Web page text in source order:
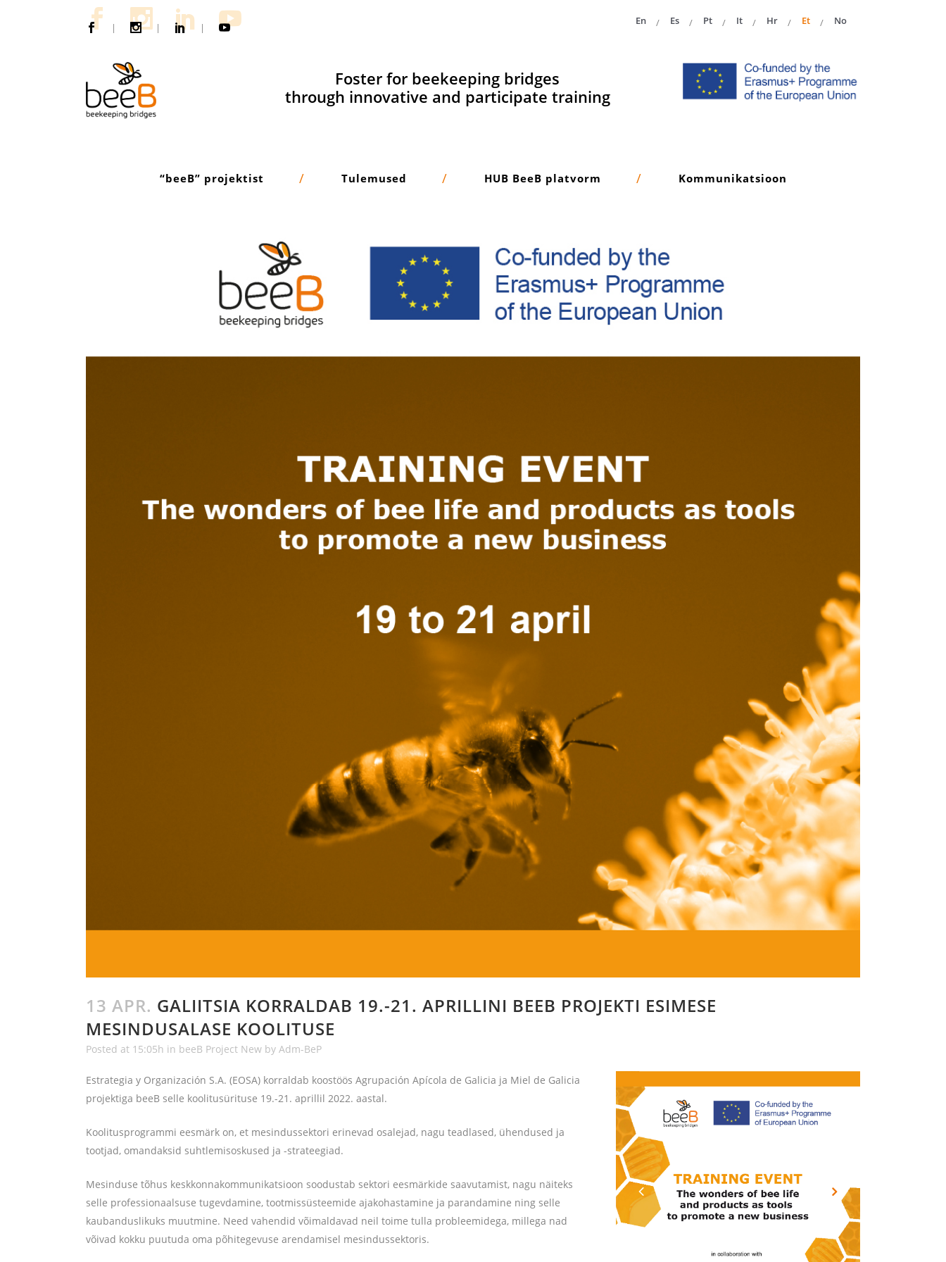
| | |
En Es Pt It Hr Et No
Foster for beekeeping bridges
through innovative and participate training
“beeB” projektist Tulemused HUB BeeB platvorm Kommunikatsioon
13 APR. GALIITSIA KORRALDAB 19.-21. APRILLINI BEEB PROJEKTI ESIMESE
MESINDUSALASE KOOLITUSE
Posted at 15:05h in beeB Project New by Adm-BeP
Estrategia y Organización S.A. (EOSA) korraldab koostöös Agrupación Apícola de Galicia ja Miel de Galicia
projektiga beeB selle koolitusürituse 19.-21. aprillil 2022. aastal.
Koolitusprogrammi eesmärk on, et mesindussektori erinevad osalejad, nagu teadlased, ühendused ja
tootjad, omandaksid suhtlemisoskused ja -strateegiad.
Mesinduse tõhus keskkonnakommunikatsioon soodustab sektori eesmärkide saavutamist, nagu näiteks
selle professionaalsuse tugevdamine, tootmissüsteemide ajakohastamine ja parandamine ning selle
kaubanduslikuks muutmine. Need vahendid võimaldavad neil toime tulla probleemidega, millega nad
võivad kokku puutuda oma põhitegevuse arendamisel mesindussektoris.